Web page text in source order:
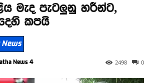
මැද පැටලුනු හරීන්ට,
කපයි
News 4 0
2498